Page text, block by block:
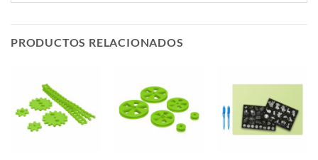
PRODUCTOS RELACIONADOS